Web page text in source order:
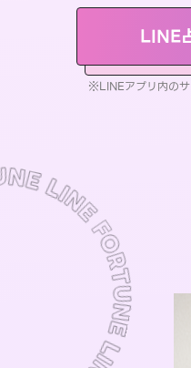
LINE
※LINEアプリ内のサ